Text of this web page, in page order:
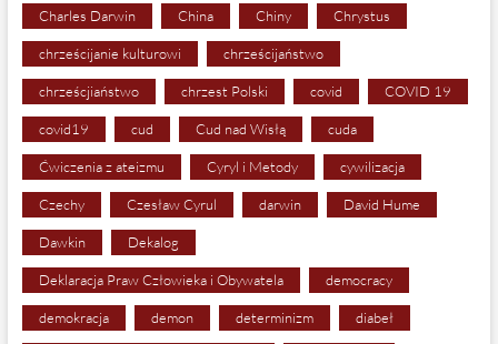
Charles Darwin China Chiny Chrystus
chrześcijanie kulturowi chrześcijaństwo
chrześcjiaństwo chrzest Polski covid COVID 19
covid19 cud Cud nad Wisłą cuda
Ćwiczenia z ateizmu Cyryl i Metody cywilizacja
Czechy Czesław Cyrul darwin David Hume
Dawkin Dekalog
Deklaracja Praw Człowieka i Obywatela democracy
demokracja demon determinizm diabeł